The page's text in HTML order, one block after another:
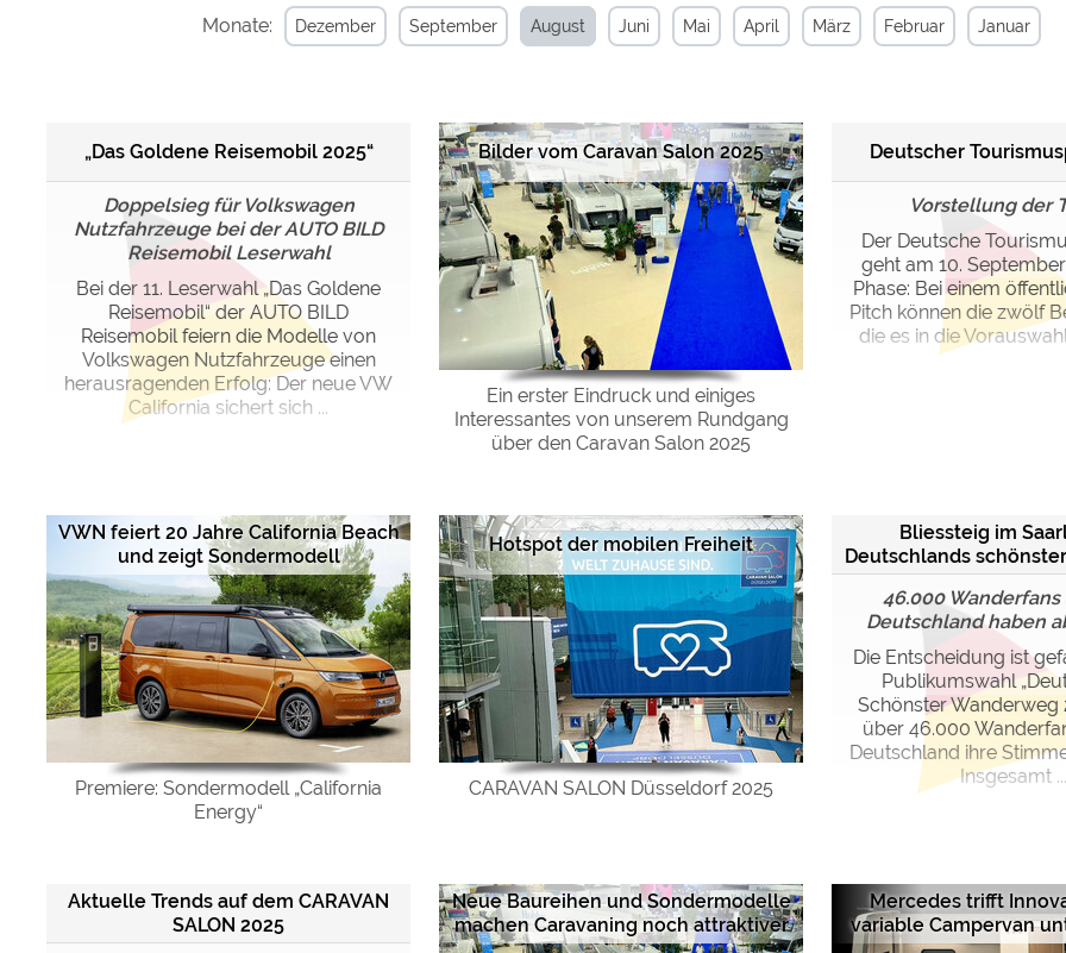
Monate: Dezember September August Juni Mai April März Februar Januar
„Das Goldene Reisemobil 2025“
Doppelsieg für Volkswagen
Nutzfahrzeuge bei der AUTO BILD
Reisemobil Leserwahl
Bei der 11. Leserwahl „Das Goldene
Reisemobil“ der AUTO BILD
Reisemobil feiern die Modelle von
Volkswagen Nutzfahrzeuge einen
herausragenden Erfolg: Der neue VW
California sichert sich ...
Bilder vom Caravan Salon 2025
Ein erster Eindruck und einiges
Interessantes von unserem Rundgang
über den Caravan Salon 2025
Deutscher
Vorstellung der
Der Deutsche
geht am 10.
Phase: Bei einem
Pitch können die zwölf
die es in die
VWN feiert 20 Jahre California Beach
und zeigt Sondermodell
Premiere: Sondermodell „California
Energy“
Hotspot der mobilen Freiheit
CARAVAN SALON Düsseldorf 2025
Bliessteig im
Deutschlands
46.000 Wanderfans
Deutschland haben
Die Entscheidung ist
Publikumswahl
Schönster Wanderweg
über 46.000
Deutschland ihre
Insgesamt ...
Aktuelle Trends auf dem CARAVAN
SALON 2025
Neue Baureihen und Sondermodelle
machen Caravaning noch attraktiver
Mercedes trifft
variable Campervan
Campingplätzen)
Google Maps (Kartensuche, Anfahrt usw.)
https://policies.google.com/privacy
Statistiken
Google Analytics https://policies.google.com/privacy
Marketing
Google Ads
https://policies.google.com/privacy
Google AdSense
https://policies.google.com/privacy
Google Remarketing
https://policies.google.com/privacy
Die Cookieeinstellungen können jeder Zeit im Footer über "COOKIES" geändert